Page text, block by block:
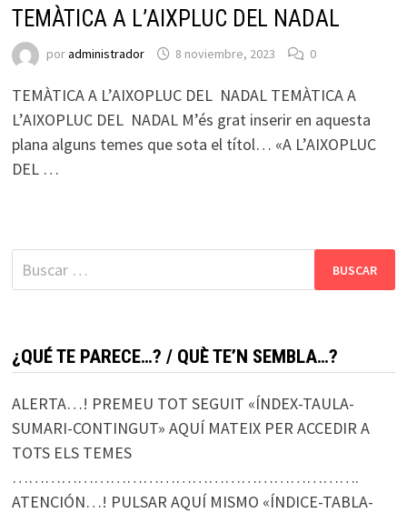
TEMÀTICA A L’AIXPLUC DEL NADAL
poradministrador 8 noviembre, 2023 0
TEMÀTICA A L’AIXOPLUC DEL NADAL TEMÀTICA A
L’AIXOPLUC DEL NADAL M’és grat inserir en aquesta
plana alguns temes que sota el títol… «A L’AIXOPLUC
DEL …
Buscar:
¿QUÉ TE PARECE…? / QUÈ TE’N SEMBLA…?
ALERTA…! PREMEU TOT SEGUIT «ÍNDEX-TAULA-
SUMARI-CONTINGUT» AQUÍ MATEIX PER ACCEDIR A
TOTS ELS TEMES
……………………………………………………….
ATENCIÓN…! PULSAR AQUÍ MISMO «ÍNDICE-TABLA-